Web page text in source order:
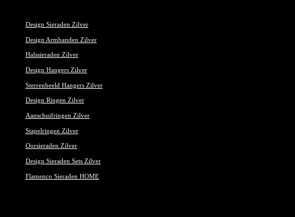
Design Sieraden Zilver
Design Armbanden Zilver
Halssieraden Zilver
Design Hangers Zilver
Sterrenbeeld Hangers Zilver
Design Ringen Zilver
Aanschuifringen Zilver
Stapelringen Zilver
Oorsieraden Zilver
Design Sieraden Sets Zilver
Flamenco Sieraden HOME